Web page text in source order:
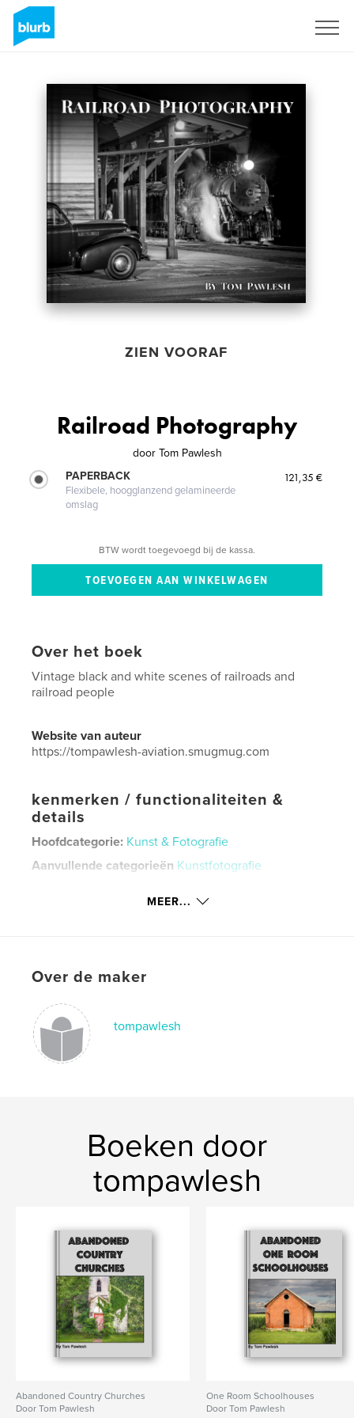
ZIEN VOORAF
Railroad Photography
door Tom Pawlesh
PAPERBACK
Flexibele, hoogglanzend gelamineerde
omslag
121,35 €
BTW wordt toegevoegd bij de kassa.
Over het boek
Vintage black and white scenes of railroads and
railroad people
Website van auteur
https://tompawlesh-aviation.smugmug.com
kenmerken / functionaliteiten &
details
Hoofdcategorie: Kunst & Fotografie
Aanvullende categorieën Kunstfotografie
230
Trefwoorden
MEER...
Over de maker
tompawlesh
Boeken door
tompawlesh
Abandoned Country Churches
Door Tom Pawlesh
One Room Schoolhouses
Door Tom Pawlesh